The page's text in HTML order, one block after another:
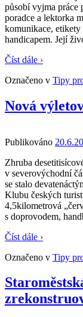
působí vyjma práce
poradce a lektorka
komunikace, etikety
handicapem. Její
Číst dále ›
Označeno v Tipy
Nová
Publikováno
Zhruba
v severovýchodní
se stalo
Klubu českých
4,5kilometrová
s doprovodem,
Číst dále ›
Označeno v Tipy